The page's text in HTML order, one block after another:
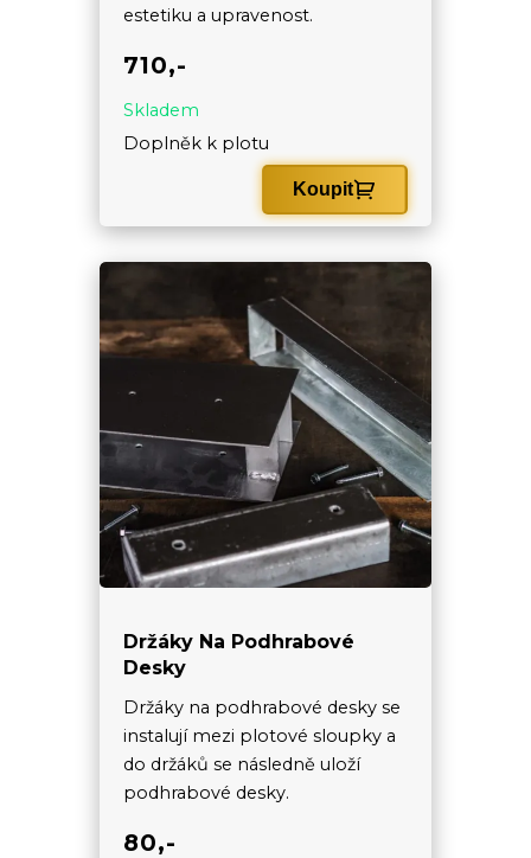
estetiku a upravenost.
710,-
Skladem
Doplněk k plotu
Koupit
Držáky Na Podhrabové
Desky
Držáky na podhrabové desky se
instalují mezi plotové sloupky a
do držáků se následně uloží
podhrabové desky.
80,-